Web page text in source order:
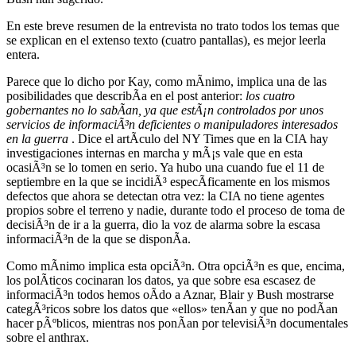
En este breve resumen de la entrevista no trato todos los temas que
se explican en el extenso texto (cuatro pantallas), es mejor leerla
entera.
Parece que lo dicho por Kay, como mÃ­nimo, implica una de las
posibilidades que describÃ­a en el post anterior: los cuatro
gobernantes no lo sabÃ­an, ya que estÃ¡n controlados por unos
servicios de informaciÃ³n deficientes o manipuladores interesados
en la guerra . Dice el artÃ­culo del NY Times que en la CIA hay
investigaciones internas en marcha y mÃ¡s vale que en esta
ocasiÃ³n se lo tomen en serio. Ya hubo una cuando fue el 11 de
septiembre en la que se incidiÃ³ especÃ­ficamente en los mismos
defectos que ahora se detectan otra vez: la CIA no tiene agentes
propios sobre el terreno y nadie, durante todo el proceso de toma de
decisiÃ³n de ir a la guerra, dio la voz de alarma sobre la escasa
informaciÃ³n de la que se disponÃ­a.
Como mÃ­nimo implica esta opciÃ³n. Otra opciÃ³n es que, encima,
los polÃ­ticos cocinaran los datos, ya que sobre esa escasez de
informaciÃ³n todos hemos oÃ­do a Aznar, Blair y Bush mostrarse
categÃ³ricos sobre los datos que «ellos» tenÃ­an y que no podÃ­an
hacer pÃºblicos, mientras nos ponÃ­an por televisiÃ³n documentales
sobre el anthrax.